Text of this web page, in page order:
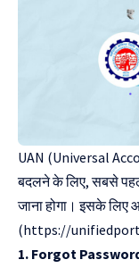
UAN (Universal
बदलने के लिए, सबसे
जाना होगा। इसके
(https://
1. Forgot